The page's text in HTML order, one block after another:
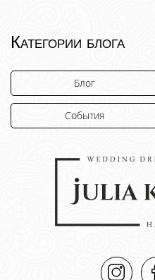
Категории блога
Блог
События